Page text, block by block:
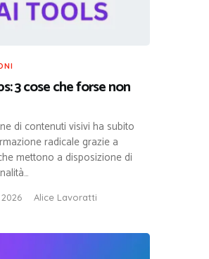
3 cose che forse non
di contenuti visivi ha subito
radicale grazie a
mettono a disposizione di
Alice Lavoratti